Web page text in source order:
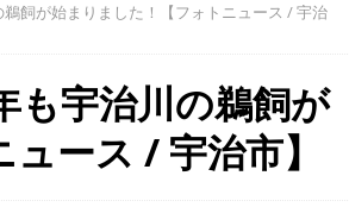
京都府山城地域【ひんやり美味しいかき氷！／七
タン・プロジェクト2026」を楽しんできました！
治市】
時事ネタ
飼が始まりました！【フォトニュース / 宇治
も宇治川の鵜飼が
ース / 宇治市】